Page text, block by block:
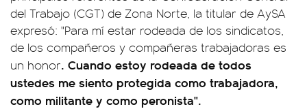
del Trabajo (CGT) de Zona Norte, la titular de AySA
expresó: "Para mí estar rodeada de los sindicatos,
de los compañeros y compañeras trabajadoras es
un honor. Cuando estoy rodeada de todos
ustedes me siento protegida como trabajadora,
como militante y como peronista".